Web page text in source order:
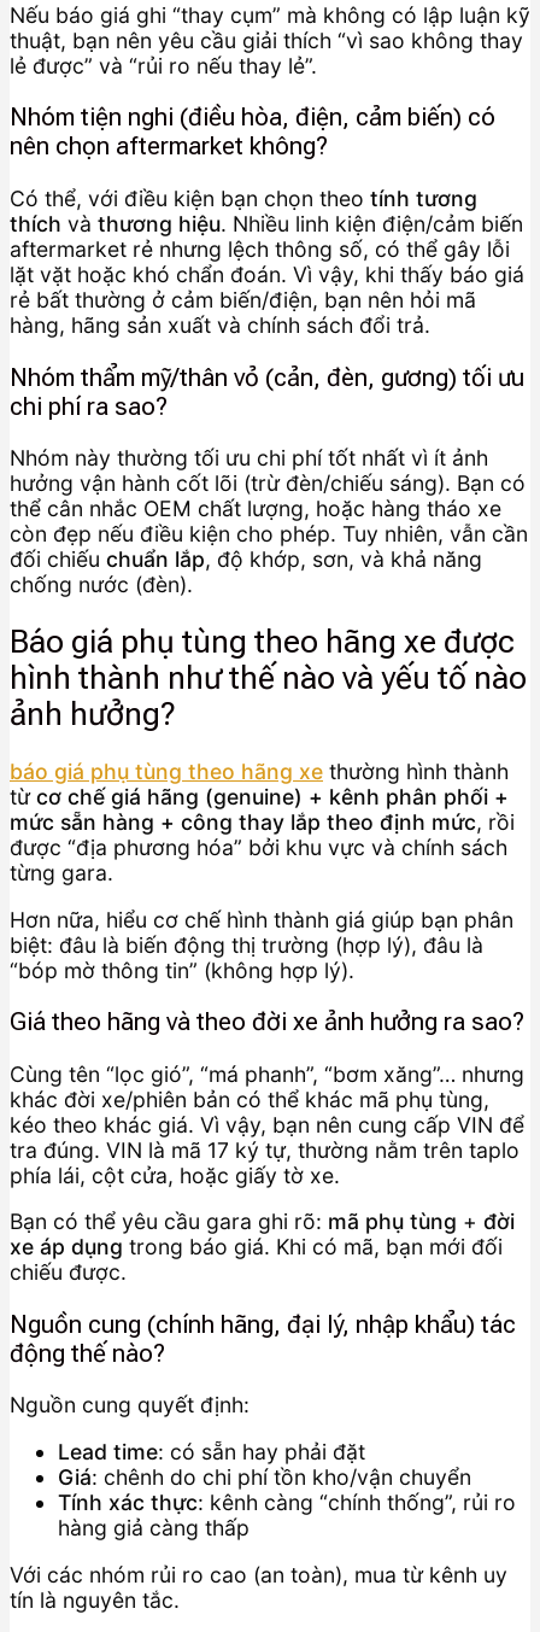
Nếu báo giá ghi “thay cụm” mà không có lập luận kỹ
thuật, bạn nên yêu cầu giải thích “vì sao không thay
lẻ được” và “rủi ro nếu thay lẻ”.
Nhóm tiện nghi (điều hòa, điện, cảm biến) có
nên chọn aftermarket không?
Có thể, với điều kiện bạn chọn theo tính tương
thích và thương hiệu. Nhiều linh kiện điện/cảm biến
aftermarket rẻ nhưng lệch thông số, có thể gây lỗi
lặt vặt hoặc khó chẩn đoán. Vì vậy, khi thấy báo giá
rẻ bất thường ở cảm biến/điện, bạn nên hỏi mã
hàng, hãng sản xuất và chính sách đổi trả.
Nhóm thẩm mỹ/thân vỏ (cản, đèn, gương) tối ưu
chi phí ra sao?
Nhóm này thường tối ưu chi phí tốt nhất vì ít ảnh
hưởng vận hành cốt lõi (trừ đèn/chiếu sáng). Bạn có
thể cân nhắc OEM chất lượng, hoặc hàng tháo xe
còn đẹp nếu điều kiện cho phép. Tuy nhiên, vẫn cần
đối chiếu chuẩn lắp, độ khớp, sơn, và khả năng
chống nước (đèn).
Báo giá phụ tùng theo hãng xe được
hình thành như thế nào và yếu tố nào
ảnh hưởng?
báo giá phụ tùng theo hãng xe thường hình thành
từcơ chế giá hãng (genuine) + kênh phân phối +
mức sẵn hàng + công thay lắp theo định mức, rồi
được “địa phương hóa” bởi khu vực và chính sách
từng gara.
Hơn nữa, hiểu cơ chế hình thành giá giúp bạn phân
biệt: đâu là biến động thị trường (hợp lý), đâu là
“bóp mờ thông tin” (không hợp lý).
Giá theo hãng và theo đời xe ảnh hưởng ra sao?
Cùng tên “lọc gió”, “má phanh”, “bơm xăng”… nhưng
khác đời xe/phiên bản có thể khác mã phụ tùng,
kéo theo khác giá. Vì vậy, bạn nên cung cấp VIN để
tra đúng. VIN là mã 17 ký tự, thường nằm trên taplo
phía lái, cột cửa, hoặc giấy tờ xe.
Bạn có thể yêu cầu gara ghi rõ: mã phụ tùng + đời
xe áp dụng trong báo giá. Khi có mã, bạn mới đối
chiếu được.
Nguồn cung (chính hãng, đại lý, nhập khẩu) tác
động thế nào?
Nguồn cung quyết định:
Lead time: có sẵn hay phải đặt
Giá: chênh do chi phí tồn kho/vận chuyển
Tính xác thực: kênh càng “chính thống”, rủi ro
hàng giả càng thấp
Với các nhóm rủi ro cao (an toàn), mua từ kênh uy
tín là nguyên tắc.